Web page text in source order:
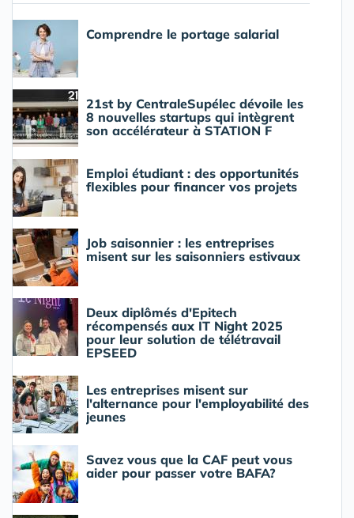
Comprendre le portage salarial
21st by CentraleSupélec dévoile les
8 nouvelles startups qui intègrent
son accélérateur à STATION F
Emploi étudiant : des opportunités
flexibles pour financer vos projets
Job saisonnier : les entreprises
misent sur les saisonniers estivaux
Deux diplômés d'Epitech
récompensés aux IT Night 2025
pour leur solution de télétravail
EPSEED
Les entreprises misent sur
l'alternance pour l'employabilité des
jeunes
Savez vous que la CAF peut vous
aider pour passer votre BAFA?